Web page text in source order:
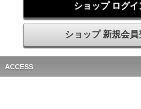
ショップ ログイ
ショップ 新規会員
ACCESS